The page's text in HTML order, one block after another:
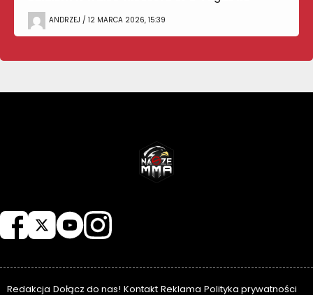
ANDRZEJ / 12 MARCA 2026, 15:39
Redakcja Dołącz do nas! Kontakt Reklama Polityka prywatności